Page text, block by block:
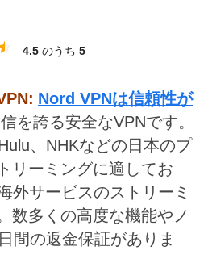
4.5 のうち 5
Nord VPNは信頼性が
を誇る安全なVPNです。
、NHKなどの日本のプ
リーミングに適してお
外サービスのストリーミ
数多くの高度な機能やノ
間の返金保証がありま